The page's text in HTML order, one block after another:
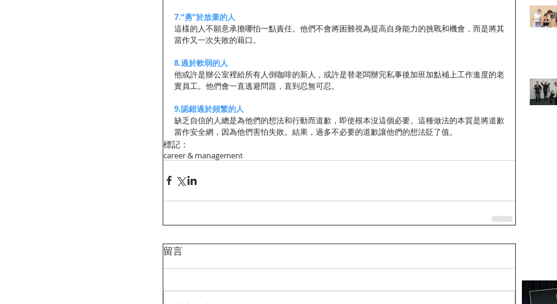
7.“勇”於放棄的人
這樣的人不願意承擔哪怕一點責任。他們不會將困難視為提高自身能力的挑戰和機會，而是將其
當作又一次失敗的藉口。
8.過於軟弱的人
他或許是辦公室裡給所有人倒咖啡的新人，或許是替老闆辦完私事後加班加點補上工作進度的老
實員工。他們會一直逃避問題，直到忍無可忍。
9.認錯過於頻繁的人
缺乏自信的人總是為他們的想法和行動而道歉，即使根本沒這個必要。這種做法的本質是將道歉
當作安全網，因為他們害怕失敗。結果，過多不必要的道歉讓他們的想法貶了值。
標記：
career & management
留言